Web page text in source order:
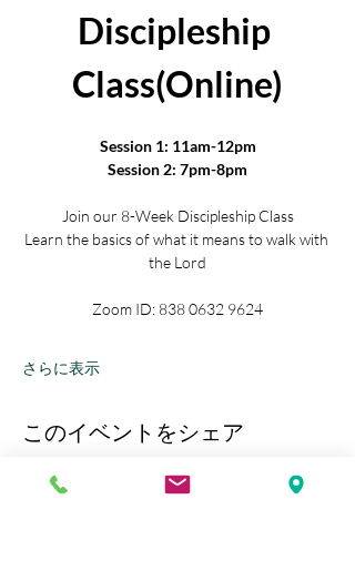
Discipleship
Class(Online)
Session 1: 11am-12pm
Session 2: 7pm-8pm
Join our 8-Week Discipleship Class
Learn the basics of what it means to walk with
the Lord
Zoom ID: 838 0632 9624
さらに表示
このイベントをシェア